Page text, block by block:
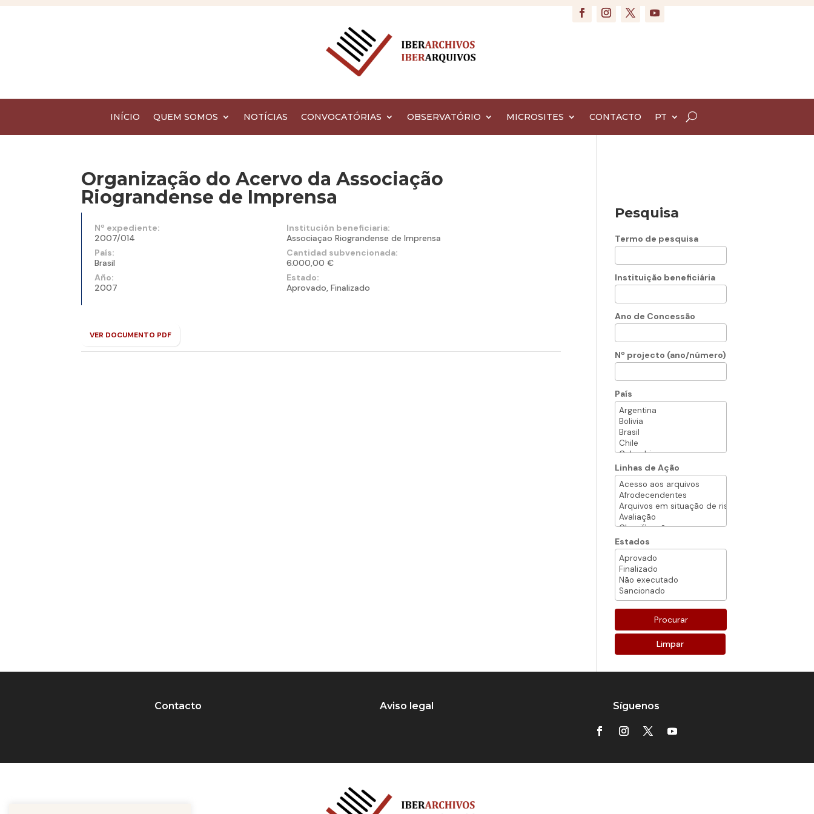
INÍCIO QUEM SOMOS NOTÍCIAS CONVOCATÓRIAS OBSERVATÓRIO MICROSITES CONTACTO PT
Organização do Acervo da Associação
Riograndense de Imprensa
Nº expediente:
2007/014
País:
Brasil
Año:
2007
Institución beneficiaria:
Associaçao Riograndense de Imprensa
Cantidad subvencionada:
6.000,00 €
Estado:
Aprovado, Finalizado
VER DOCUMENTO PDF
Pesquisa
Termo de pesquisa
Instituição beneficiária
Ano de Concessão
Nº projecto (ano/número)
País
Linhas de Ação
Estados
Limpar
Contacto Aviso legal Síguenos